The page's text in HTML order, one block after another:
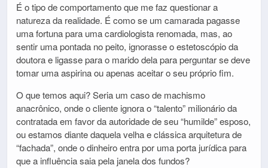
É o tipo de comportamento que me faz questionar a
natureza da realidade. É como se um camarada pagasse
uma fortuna para uma cardiologista renomada, mas, ao
sentir uma pontada no peito, ignorasse o estetoscópio da
doutora e ligasse para o marido dela para perguntar se deve
tomar uma aspirina ou apenas aceitar o seu próprio fim.
O que temos aqui? Seria um caso de machismo
anacrônico, onde o cliente ignora o “talento” milionário da
contratada em favor da autoridade de seu “humilde” esposo,
ou estamos diante daquela velha e clássica arquitetura de
“fachada”, onde o dinheiro entra por uma porta jurídica para
que a influência saia pela janela dos fundos?